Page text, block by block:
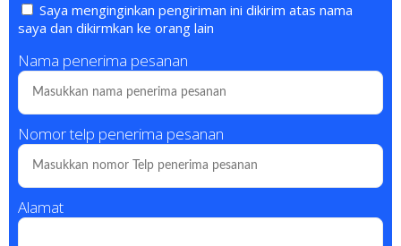
Saya menginginkan pengiriman ini dikirim atas nama
saya dan dikirmkan ke orang lain
Nama penerima pesanan
Nomor telp penerima pesanan
Alamat